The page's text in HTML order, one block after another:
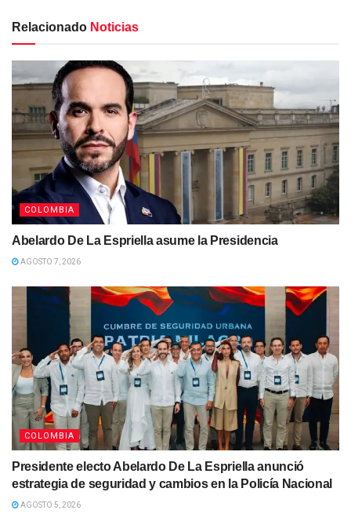
Relacionado Noticias
COLOMBIA
Abelardo De La Espriella asume la Presidencia
AGOSTO 7, 2026
COLOMBIA
Presidente electo Abelardo De La Espriella anunció
estrategia de seguridad y cambios en la Policía Nacional
AGOSTO 5, 2026